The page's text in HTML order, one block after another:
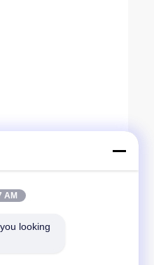
AM
looking